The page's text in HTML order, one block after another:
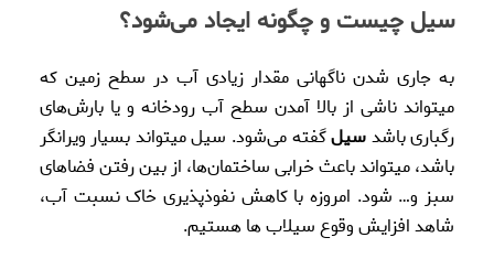
سیل چیست و چگونه ایجاد می‌شود؟
به جاری شدن ناگهانی مقدار زیادی آب در سطح زمین که
میتواند ناشی از بالا آمدن سطح آب رودخانه و یا بارش‌های
رگباری باشدسیلگفته می‌شود. سیل میتواند بسیار ویرانگر
باشد، میتواند باعث خرابی ساختمان‌ها، از بین رفتن فضاهای
سبز و… شود. امروزه با کاهش نفوذپذیری خاک نسبت آب،
شاهد افزایش وقوع سیلاب ها هستیم.